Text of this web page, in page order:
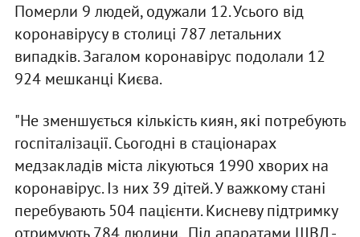
Померли 9 людей, одужали 12. Усього від
коронавірусу в столиці 787 летальних
випадків. Загалом коронавірус подолали 12
924 мешканці Києва.
"Не зменшується кількість киян, які потребують
госпіталізації. Сьогодні в стаціонарах
медзакладів міста лікуються 1990 хворих на
коронавірус. Із них 39 дітей. У важкому стані
перебувають 504 пацієнти. Кисневу підтримку